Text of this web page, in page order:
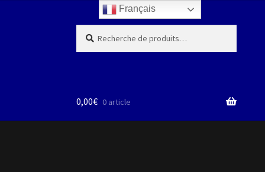
pour :
0,00€ 0 article
Français